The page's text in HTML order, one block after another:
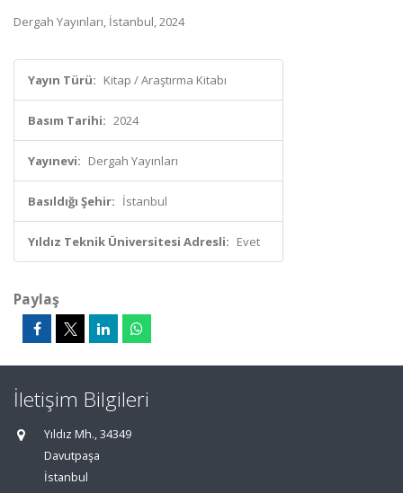
Dergah Yayınları, İstanbul, 2024
Yayın Türü: Kitap / Araştırma Kitabı
Basım Tarihi: 2024
Yayınevi: Dergah Yayınları
Basıldığı Şehir: İstanbul
Yıldız Teknik Üniversitesi Adresli: Evet
Paylaş
İletişim Bilgileri
Yıldız Mh., 34349
Davutpaşa
İstanbul